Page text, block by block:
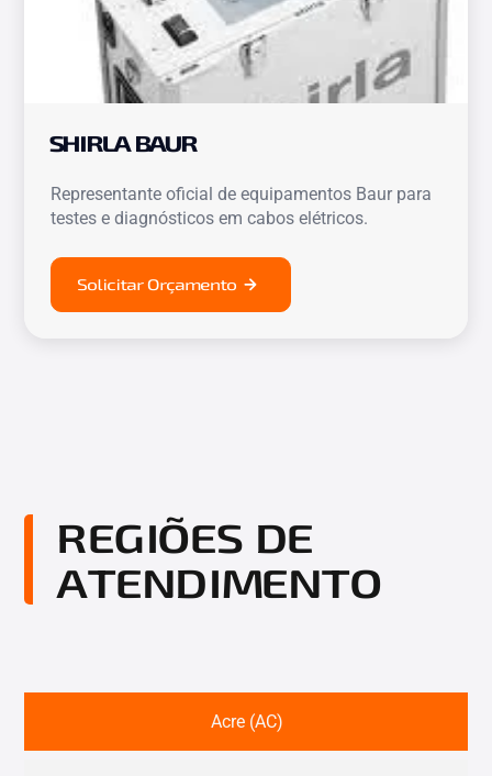
SHIRLA BAUR
Representante oficial de equipamentos Baur para
testes e diagnósticos em cabos elétricos.
Solicitar Orçamento
REGIÕES DE
ATENDIMENTO
Acre (AC)